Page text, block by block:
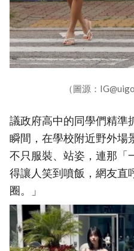
（圖源：
議政府高中的同學們精準
瞬間，在學校附近野外場
不只服裝、站姿，連那「
得讓人笑到噴飯，網友直
圈。」